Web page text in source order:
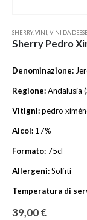
SHERRY,VINI,VINI DA
Sherry Pedro
Denominazione:
Regione:Andalusia
Vitigni:pedro
Alcol: 17%
Formato: 75cl
Allergeni:Solfiti
Temperatura di
39,00 €